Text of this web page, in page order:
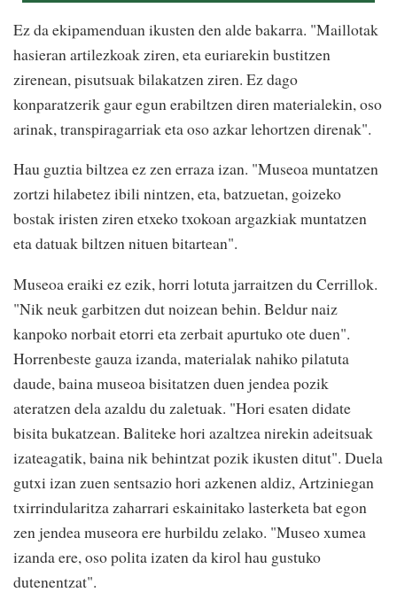
Ez da ekipamenduan ikusten den alde bakarra. "Maillotak
hasieran artilezkoak ziren, eta euriarekin bustitzen
zirenean, pisutsuak bilakatzen ziren. Ez dago
konparatzerik gaur egun erabiltzen diren materialekin, oso
arinak, transpiragarriak eta oso azkar lehortzen direnak".
Hau guztia biltzea ez zen erraza izan. "Museoa muntatzen
zortzi hilabetez ibili nintzen, eta, batzuetan, goizeko
bostak iristen ziren etxeko txokoan argazkiak muntatzen
eta datuak biltzen nituen bitartean".
Museoa eraiki ez ezik, horri lotuta jarraitzen du Cerrillok.
"Nik neuk garbitzen dut noizean behin. Beldur naiz
kanpoko norbait etorri eta zerbait apurtuko ote duen".
Horrenbeste gauza izanda, materialak nahiko pilatuta
daude, baina museoa bisitatzen duen jendea pozik
ateratzen dela azaldu du zaletuak. "Hori esaten didate
bisita bukatzean. Baliteke hori azaltzea nirekin adeitsuak
izateagatik, baina nik behintzat pozik ikusten ditut". Duela
gutxi izan zuen sentsazio hori azkenen aldiz, Artziniegan
txirrindularitza zaharrari eskainitako lasterketa bat egon
zen jendea museora ere hurbildu zelako. "Museo xumea
izanda ere, oso polita izaten da kirol hau gustuko
dutenentzat".